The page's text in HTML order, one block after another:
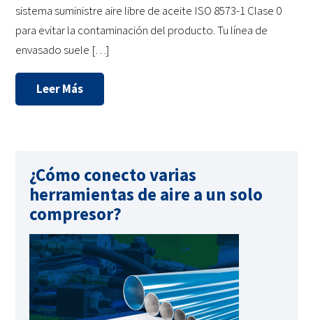
sistema suministre aire libre de aceite ISO 8573-1 Clase 0
para evitar la contaminación del producto. Tu línea de
envasado suele […]
Leer Más
¿Cómo conecto varias
herramientas de aire a un solo
compresor?